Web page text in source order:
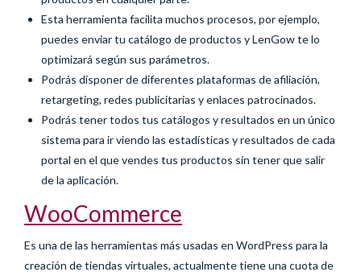
Esta herramienta facilita muchos procesos, por ejemplo,
puedes enviar tu catálogo de productos y LenGow te lo
optimizará según sus parámetros.
Podrás disponer de diferentes plataformas de afiliación,
retargeting, redes publicitarias y enlaces patrocinados.
Podrás tener todos tus catálogos y resultados en un único
sistema para ir viendo las estadísticas y resultados de cada
portal en el que vendes tus productos sin tener que salir
de la aplicación.
WooCommerce
Es una de las herramientas más usadas en WordPress para la
creación de tiendas virtuales, actualmente tiene una cuota de